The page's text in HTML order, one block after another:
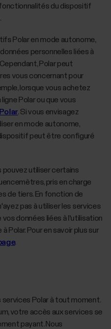
du dispositif
Polar en mode autonome,
personnelles liées à
Polar peut
vous concernant pour
lorsque vous achetez
Polar ou que vous
. Si vous envisagez
en mode autonome,
peut être configuré
pouvez utiliser certains
pris en charge
de tiers. En fonction de
pas à utiliser les services
vos données liées à l'utilisation
Polar. Pour en savoir plus sur
.
Polar à tout moment.
votre accès aux services se
payant. Nous